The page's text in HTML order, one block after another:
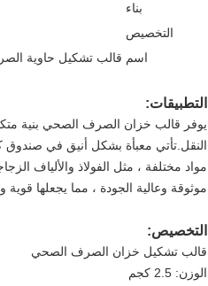
بناء
التخصيص
اسم قالب تشكيل حاوية
التطبيقات:
النقل.تأتي معبأة بشكل أنيق في صندوق
مواد مختلفة ، مثل الفولاذ والألياف
موثوقة وعالية الجودة ، مما يجعلها
التخصيص:
قالب تشكيل خزان الصرف الصحي
الوزن: 2.5 كجم